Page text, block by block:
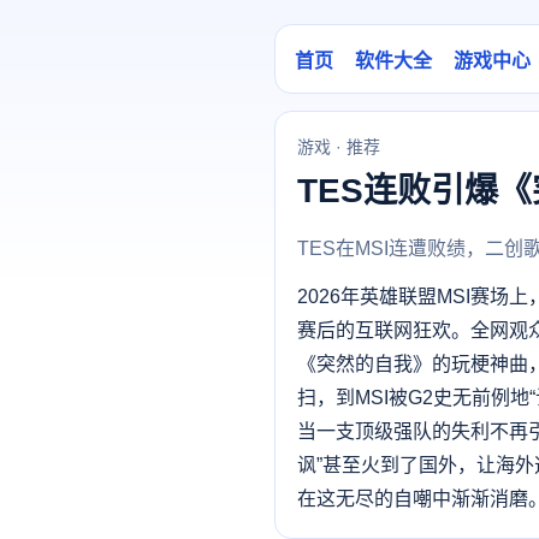
首页 软件大全 游戏中心
游戏 · 推荐
TES连败引爆
TES在MSI连遭败绩，二创
2026年英雄联盟MSI赛场上
赛后的互联网狂欢。全网观
《突然的自我》的玩梗神
扫，到MSI被G2史无前例地
当一支顶级强队的失利不再
讽”甚至火到了国外，让海
在这无尽的自嘲中渐渐消磨。